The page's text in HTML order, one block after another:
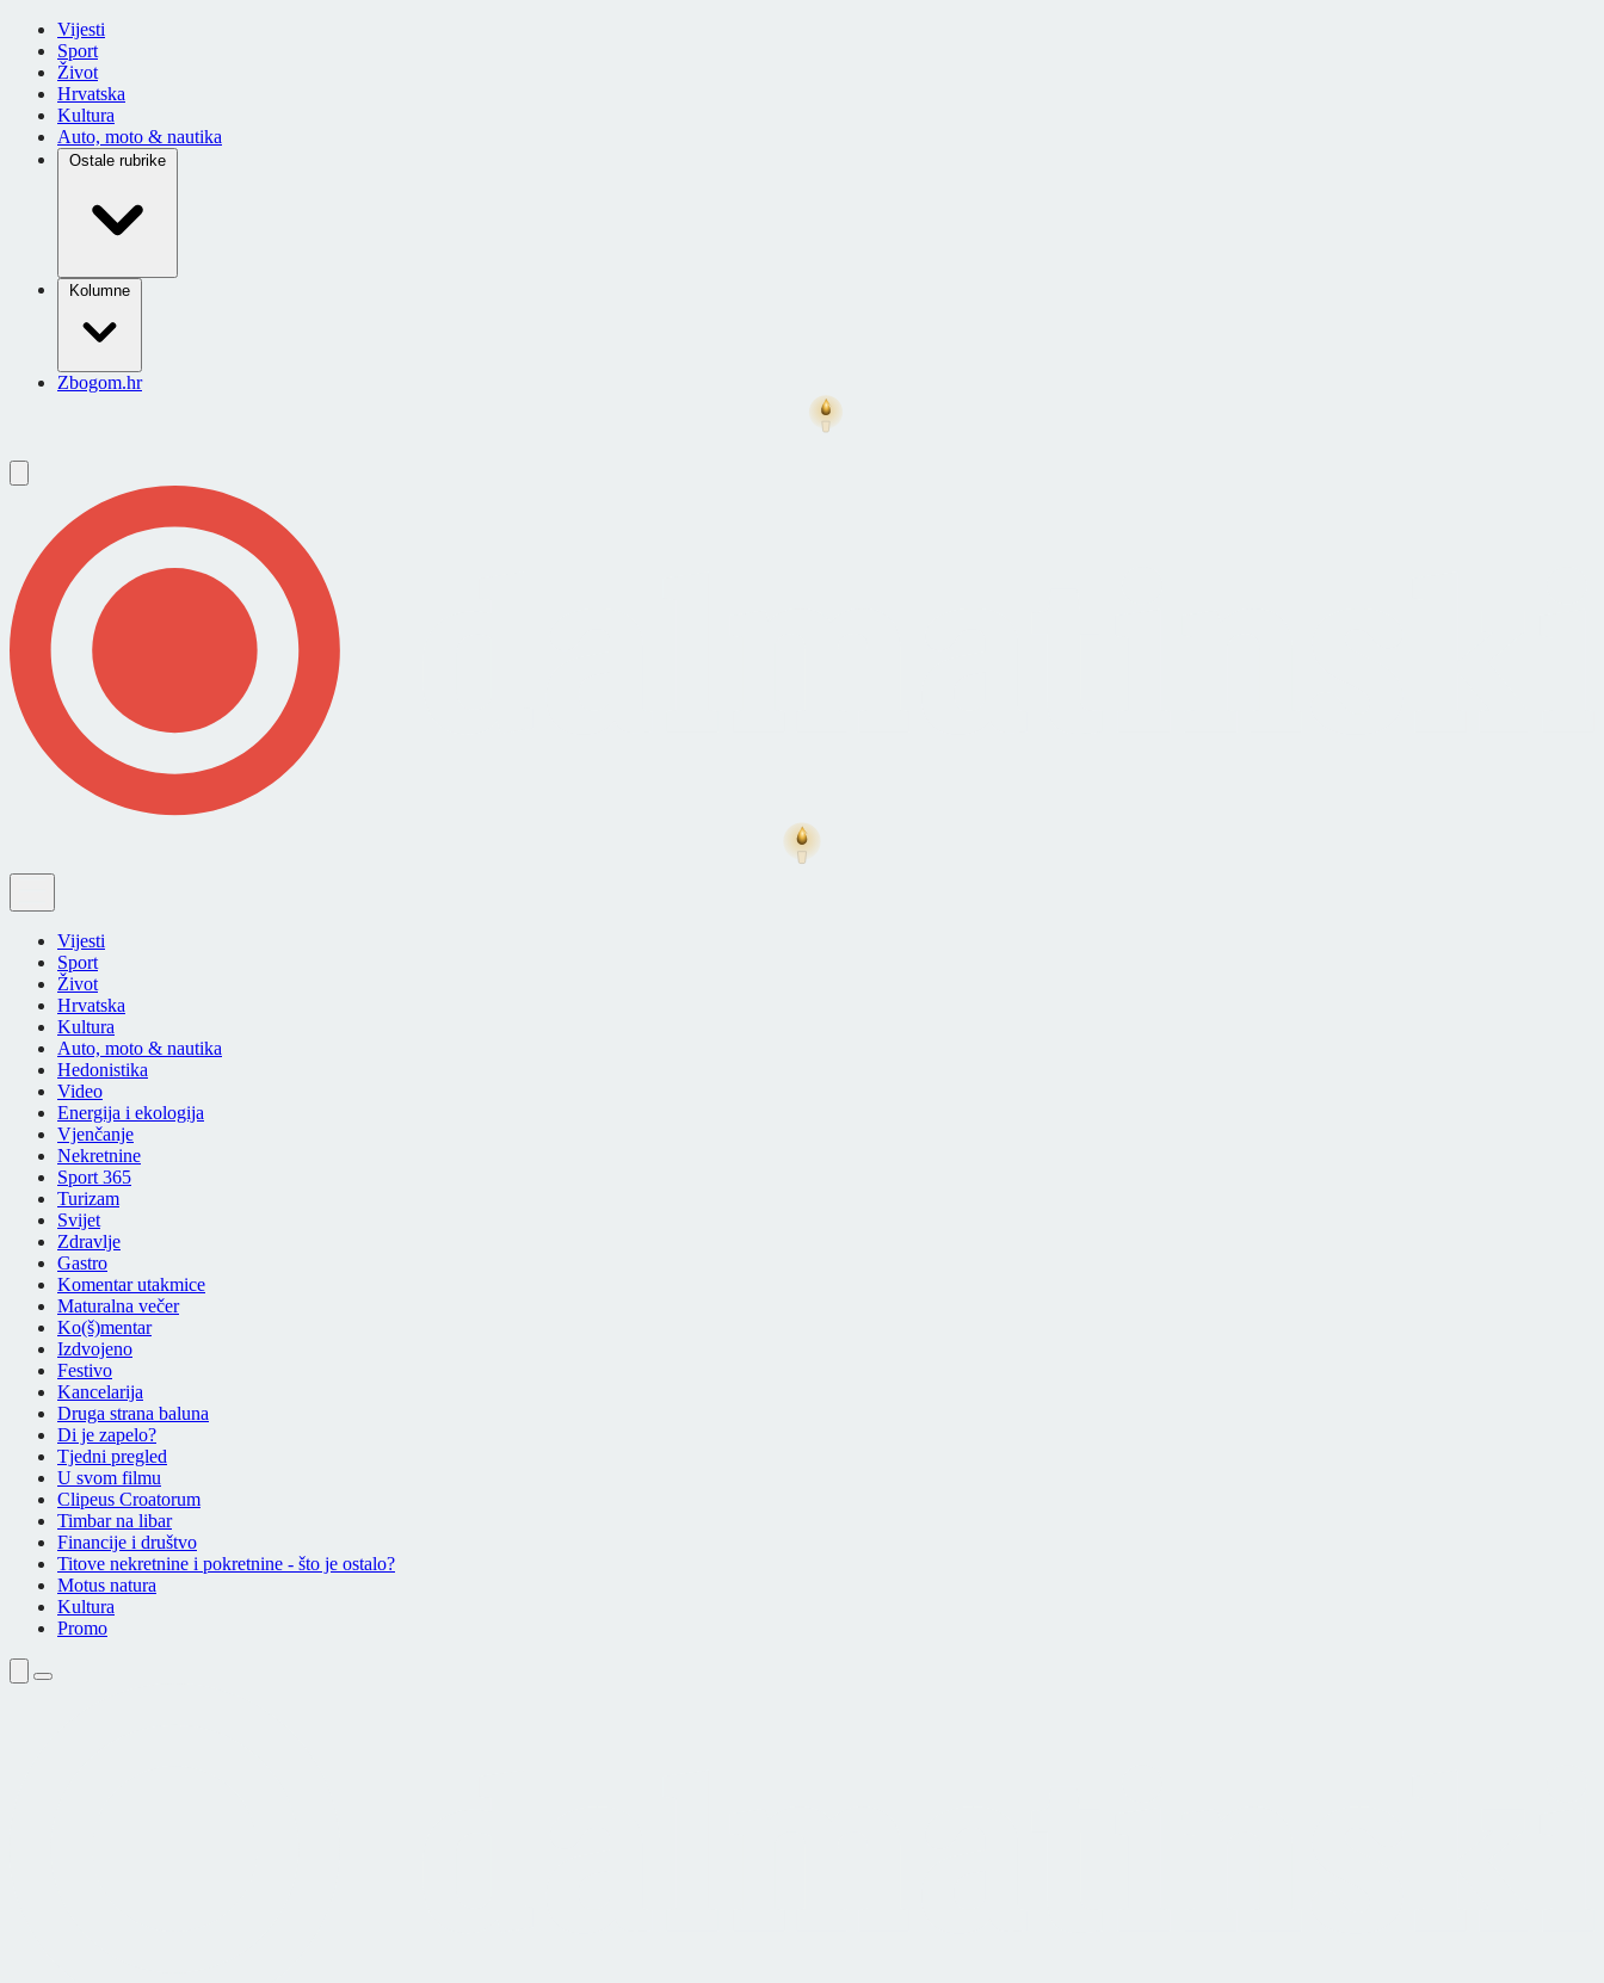
Vijesti
Sport
Život
Hrvatska
Kultura
Auto, moto & nautika
Ostale rubrike
Kolumne
Zbogom.hr
Vijesti
Sport
Život
Hrvatska
Kultura
Auto, moto & nautika
Hedonistika
Video
Energija i ekologija
Vjenčanje
Nekretnine
Sport 365
Turizam
Svijet
Zdravlje
Gastro
Komentar utakmice
Maturalna večer
Ko(š)mentar
Izdvojeno
Festivo
Kancelarija
Druga strana baluna
Di je zapelo?
Tjedni pregled
U svom filmu
Clipeus Croatorum
Timbar na libar
Financije i društvo
Titove nekretnine i pokretnine - što je ostalo?
Motus natura
Kultura
Promo